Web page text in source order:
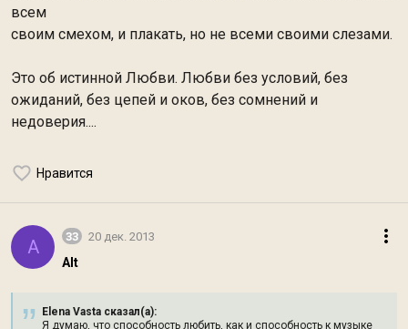
всем
своим смехом, и плакать, но не всеми своими слезами.
Это об истинной Любви. Любви без условий, без
ожиданий, без цепей и оков, без сомнений и
недоверия....
Нравится
A 33 20 дек. 2013
Alt
Elena Vasta сказал(а):
Я думаю, что способность любить, как и способность к музыке